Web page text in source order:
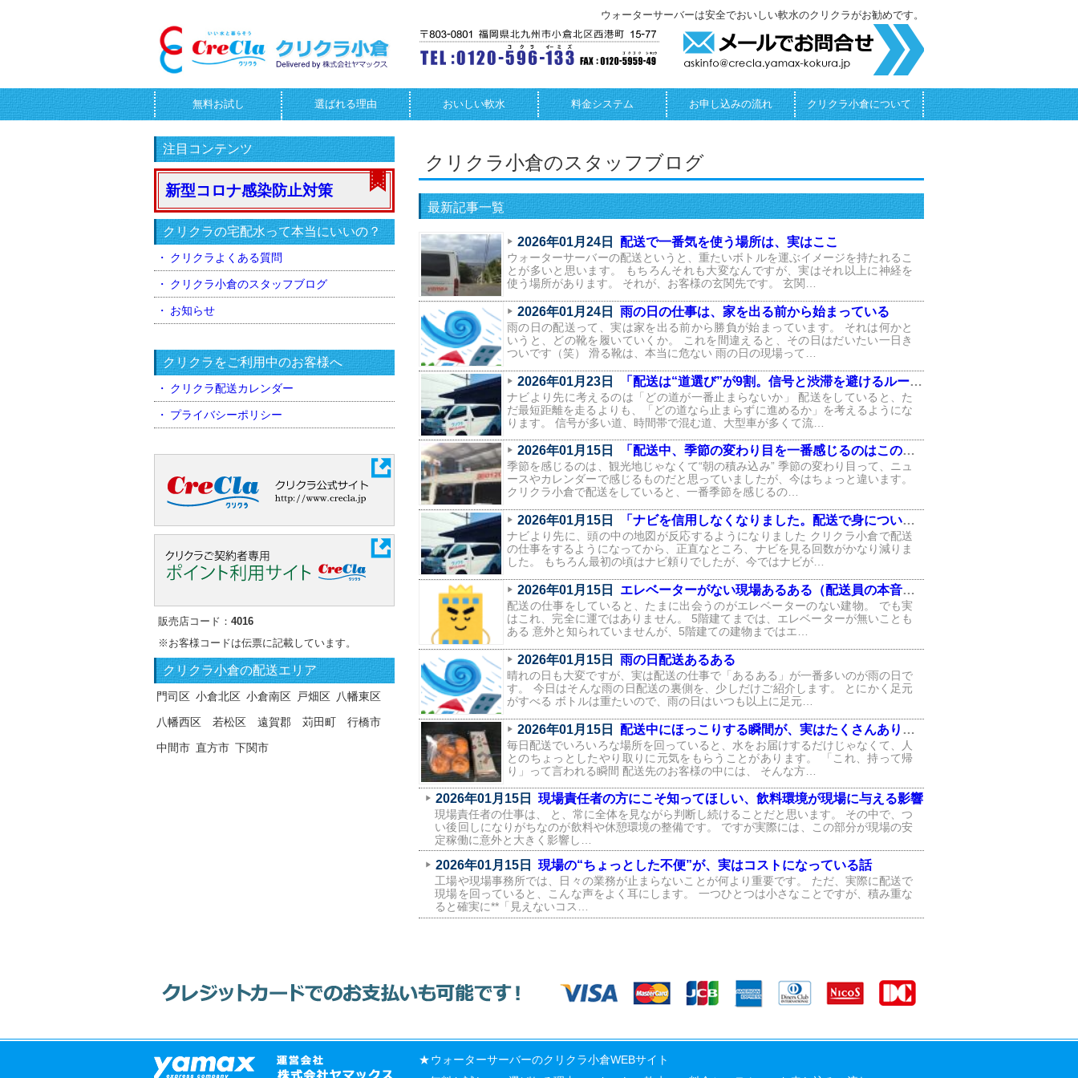
ウォーターサーバーは安全でおいしい軟水のクリクラがお勧めです。
無料お試し 選ばれる理由 おいしい軟水 料金システム お申し込みの流れ クリクラ小倉について
クリクラ小倉のスタッフブログ
最新記事一覧
2026年01月24日 配送で一番気を使う場所は、実はここ
ウォーターサーバーの配送というと、重たいボトルを運ぶイメージを持たれるこ
とが多いと思います。 もちろんそれも大変なんですが、実はそれ以上に神経を
使う場所があります。 それが、お客様の玄関先です。 玄関…
2026年01月24日 雨の日の仕事は、家を出る前から始まっている
雨の日の配送って、実は家を出る前から勝負が始まっています。 それは何かと
いうと、どの靴を履いていくか。 これを間違えると、その日はだいたい一日き
ついです（笑） 滑る靴は、本当に危ない 雨の日の現場って…
2026年01月23日 「配送は“道選び”が9割。信号と渋滞を避けるルートの話」
ナビより先に考えるのは「どの道が一番止まらないか」 配送をしていると、た
だ最短距離を走るよりも、「どの道なら止まらずに進めるか」を考えるようにな
ります。 信号が多い道、時間帯で混む道、大型車が多くて流…
2026年01月15日 「配送中、季節の変わり目を一番感じるのはこの瞬間」
季節を感じるのは、観光地じゃなくて“朝の積み込み” 季節の変わり目って、ニュ
ースやカレンダーで感じるものだと思っていましたが、今はちょっと違います。
クリクラ小倉で配送をしていると、一番季節を感じるの…
2026年01月15日 「ナビを信用しなくなりました。配送で身についた“地元の勘”」
ナビより先に、頭の中の地図が反応するようになりました クリクラ小倉で配送
の仕事をするようになってから、正直なところ、ナビを見る回数がかなり減りま
した。 もちろん最初の頃はナビ頼りでしたが、今ではナビが…
2026年01月15日 エレベーターがない現場あるある（配送員の本音つき）
配送の仕事をしていると、たまに出会うのがエレベーターのない建物。 でも実
はこれ、完全に運ではありません。 5階建てまでは、エレベーターが無いことも
ある 意外と知られていませんが、5階建ての建物まではエ…
2026年01月15日 雨の日配送あるある
晴れの日も大変ですが、実は配送の仕事で「あるある」が一番多いのが雨の日で
す。 今日はそんな雨の日配送の裏側を、少しだけご紹介します。 とにかく足元
がすべる ボトルは重たいので、雨の日はいつも以上に足元…
2026年01月15日 配送中にほっこりする瞬間が、実はたくさんあります
毎日配送でいろいろな場所を回っていると、水をお届けするだけじゃなくて、人
とのちょっとしたやり取りに元気をもらうことがあります。 「これ、持って帰
り」って言われる瞬間 配送先のお客様の中には、 そんな方…
2026年01月15日 現場責任者の方にこそ知ってほしい、飲料環境が現場に与える影響
現場責任者の仕事は、 と、常に全体を見ながら判断し続けることだと思います。 その中で、つ
い後回しになりがちなのが飲料や休憩環境の整備です。 ですが実際には、この部分が現場の安
定稼働に意外と大きく影響し…
2026年01月15日 現場の“ちょっとした不便”が、実はコストになっている話
工場や現場事務所では、日々の業務が止まらないことが何より重要です。 ただ、実際に配送で
現場を回っていると、こんな声をよく耳にします。 一つひとつは小さなことですが、積み重な
ると確実に**「見えないコス…
注目コンテンツ
新型コロナ感染防止対策
クリクラの宅配水って本当にいいの？
クリクラよくある質問
クリクラ小倉のスタッフブログ
お知らせ
クリクラをご利用中のお客様へ
クリクラ配送カレンダー
プライバシーポリシー
販売店コード： 4016
※お客様コードは伝票に記載しています。
クリクラ小倉の配送エリア
門司区 小倉北区 小倉南区 戸畑区 八幡東区
八幡西区
若松区 遠賀郡 苅田町
行橋市
中間市 直方市 下関市
ウォーターサーバーのクリクラ小倉WEBサイト